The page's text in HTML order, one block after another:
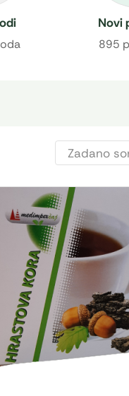
Novi
895